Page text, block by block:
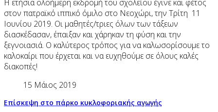
Η ετήσια ολοήμερη εκδρομή του σχολείου έγινε και φέτος
στον πατραϊκό ιππικό όμιλο στο Νεοχώρι, την Τρίτη 11
Ιουνίου 2019. Οι μαθητές/τριες όλων των τάξεων
διασκέδασαν, έπαιξαν και χάρηκαν τη φύση και την
ξεγνοιασιά. Ο καλύτερος τρόπος για να καλωσορίσουμε το
καλοκαίρι που έρχεται και να ευχηθούμε σε όλους καλές
διακοπές!
15 Μάιος 2019
Επίσκεψη στο πάρκο κυκλοφοριακής αγωγής